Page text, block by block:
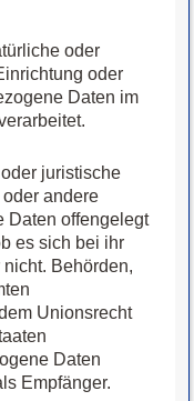
oder
oder
Daten im
juristische
andere
Daten offengelegt
es sich bei ihr
Behörden,
Unionsrecht
Daten
Empfänger.